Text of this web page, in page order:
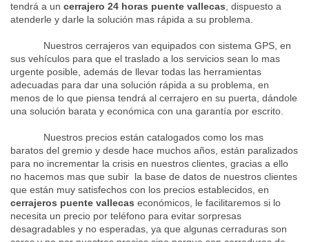
tendrá a un cerrajero 24 horas puente vallecas, dispuesto a
atenderle y darle la solución mas rápida a su problema.
Nuestros cerrajeros van equipados con sistema GPS, en
sus vehículos para que el traslado a los servicios sean lo mas
urgente posible, además de llevar todas las herramientas
adecuadas para dar una solución rápida a su problema, en
menos de lo que piensa tendrá al cerrajero en su puerta, dándole
una solución barata y económica con una garantía por escrito.
Nuestros precios están catalogados como los mas
baratos del gremio y desde hace muchos años, están paralizados
para no incrementar la crisis en nuestros clientes, gracias a ello
no hacemos mas que subir la base de datos de nuestros clientes
que están muy satisfechos con los precios establecidos, en
cerrajeros puente vallecas económicos, le facilitaremos si lo
necesita un precio por teléfono para evitar sorpresas
desagradables y no esperadas, ya que algunas cerraduras son